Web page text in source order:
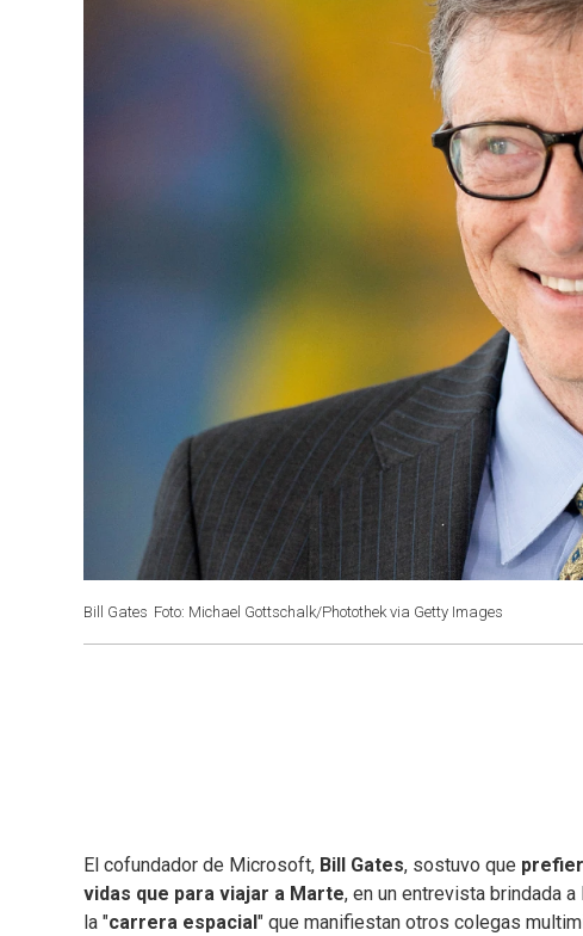
Bill Gates Foto: Michael Gottschalk/Photothek via Getty Images
El cofundador de Microsoft, Bill Gates, sostuvo que
vidas que para viajar a Marte, en un entrevista brindada
la "carrera espacial " que manifiestan otros colegas